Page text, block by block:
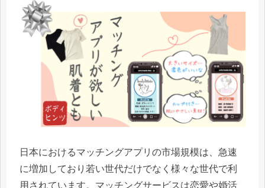
日本におけるマッチングアプリの市場規模は、急速
に増加しており若い世代だけでなく様々な世代で利
用されています。マッチングサービスは恋愛や婚活